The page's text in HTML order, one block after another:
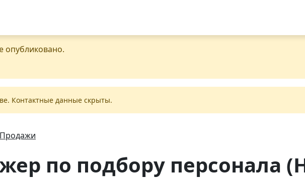
опубликовано.
Контактные данные скрыты.
Продажи
по подбору персонала